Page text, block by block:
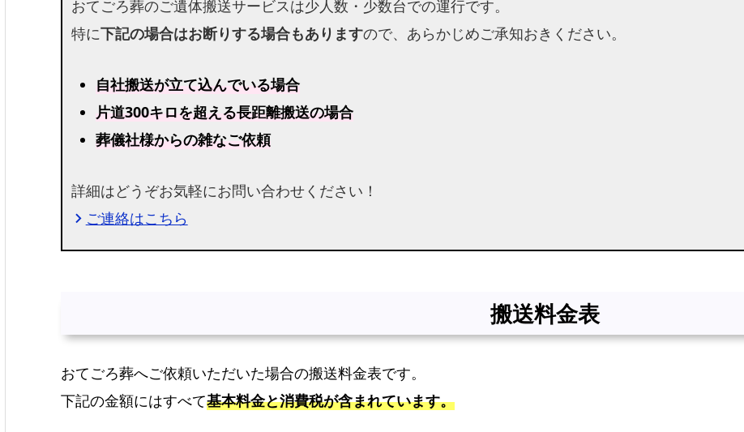
おてごろ葬のご遺体搬送サービスは少人数・少数台での運行です。
特に下記の場合はお断りする場合もありますので、あらかじめご承知おきください。
自社搬送が立て込んでいる場合
片道300キロを超える長距離搬送の場合
葬儀社様からの雑なご依頼
詳細はどうぞお気軽にお問い合わせください！
chevron_rightご連絡はこちら
搬送料金表
おてごろ葬へご依頼いただいた場合の搬送料金表です。
下記の金額にはすべて基本料金と消費税が含まれています。